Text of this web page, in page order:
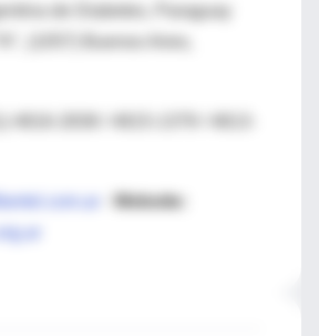
de Diabetes, Paraguay
Website: